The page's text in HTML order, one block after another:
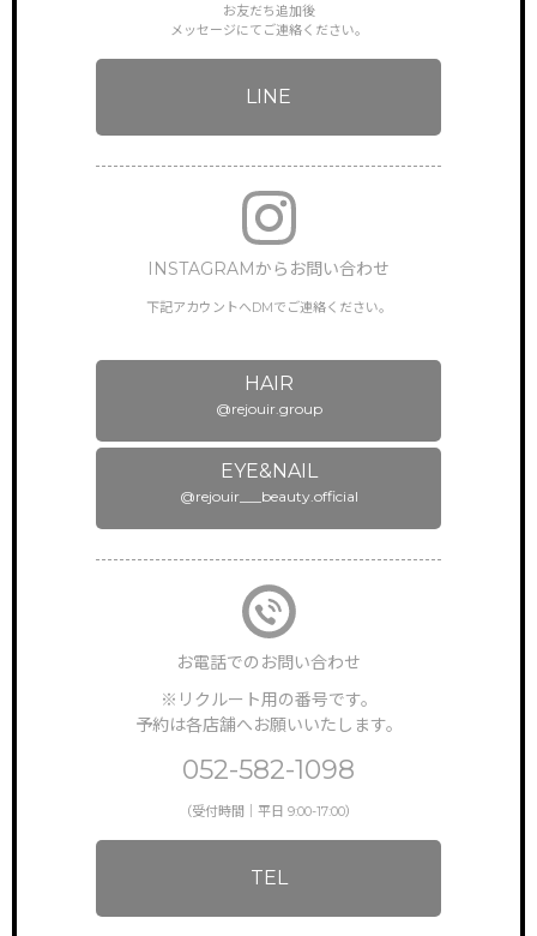
STAFF VOICE スタッフの声
BRAND SALON サロン一覧
NEWS & TOPICS 新着情報
公式インスタグラム
ONLINEGUIDANCE オンライン見学
COMPANY 会社概要
CONTACT お問い合わせ
お友だち追加後
メッセージにてご連絡ください。
LINE
INSTAGRAMからお問い合わせ
下記アカウントへDMでご連絡ください。
HAIR
@rejouir.group
EYE&NAIL
@rejouir___beauty.official
お電話でのお問い合わせ
※リクルート用の番号です。
予約は各店舗へお願いいたします。
052-582-1098
（受付時間｜平日 9:00-17:00）
TEL